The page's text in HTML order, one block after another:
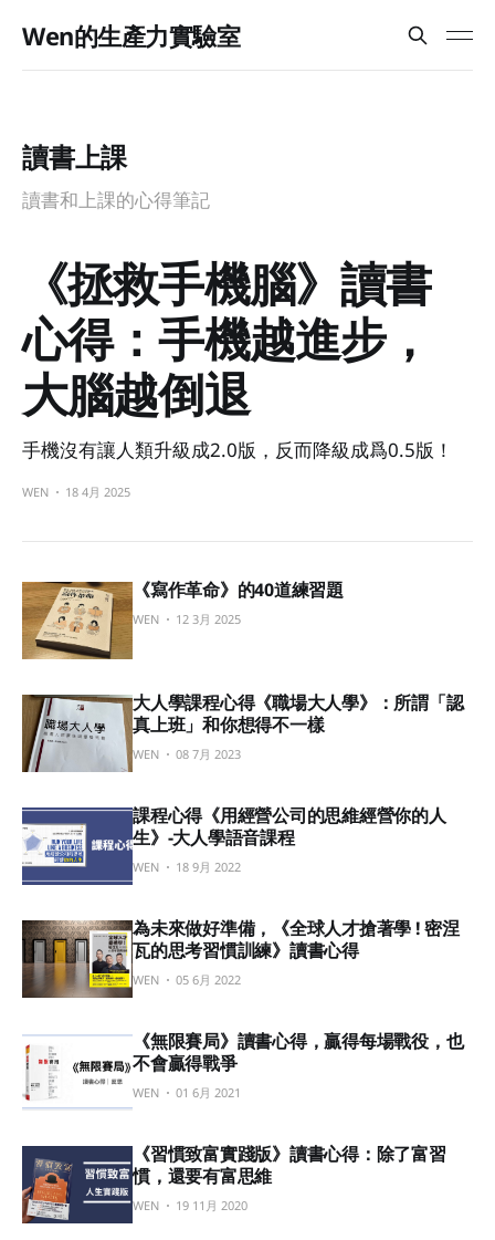
Wen的生產力實驗室
讀書上課
讀書和上課的心得筆記
《拯救手機腦》讀書
心得：手機越進步，
大腦越倒退
手機沒有讓人類升級成2.0版，反而降級成爲0.5版！
WEN 18 4月 2025
《寫作革命》的40道練習題
WEN 12 3月 2025
大人學課程心得《職場大人學》：所謂「認
真上班」和你想得不一樣
WEN 08 7月 2023
課程心得《用經營公司的思維經營你的人
生》-大人學語音課程
WEN 18 9月 2022
為未來做好準備，《全球人才搶著學 ! 密涅
瓦的思考習慣訓練》讀書心得
WEN 05 6月 2022
《無限賽局》讀書心得，贏得每場戰役，也
不會贏得戰爭
WEN 01 6月 2021
《習慣致富實踐版》讀書心得：除了富習
慣，還要有富思維
WEN 19 11月 2020